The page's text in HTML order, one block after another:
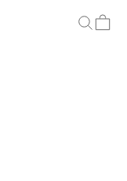
Suchen